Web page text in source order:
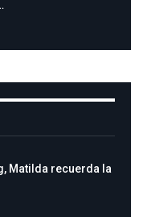
Matilda recuerda la